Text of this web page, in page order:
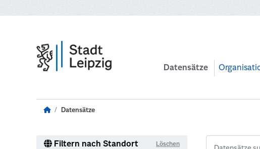
Datensätze
Datensätze
Filtern nach Standort Löschen